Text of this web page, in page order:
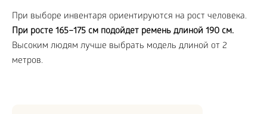
При выборе инвентаря ориентируются на рост человека.
При росте 165–175 см подойдет ремень длиной 190 см.
Высоким людям лучше выбрать модель длиной от 2
метров.